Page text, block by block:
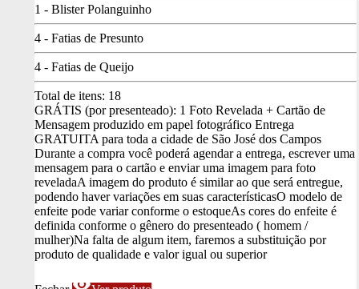
1 - Blister Polanguinho
4 - Fatias de Presunto
4 - Fatias de Queijo
Total de itens: 18
GRÁTIS (por presenteado): 1 Foto Revelada + Cartão de
Mensagem produzido em papel fotográfico Entrega
GRATUITA para toda a cidade de São José dos Campos
Durante a compra você poderá agendar a entrega, escrever uma
mensagem para o cartão e enviar uma imagem para foto
reveladaA imagem do produto é similar ao que será entregue,
podendo haver variações em suas característicasO modelo de
enfeite pode variar conforme o estoqueAs cores do enfeite é
definida conforme o gênero do presenteado ( homem /
mulher)Na falta de algum item, faremos a substituição por
produto de qualidade e valor igual ou superior
visibility